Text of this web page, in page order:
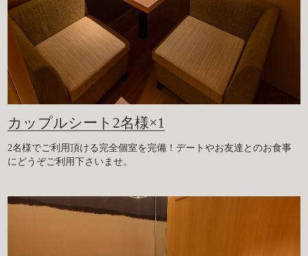
カップルシート2名様×1
2名様でご利用頂ける完全個室を完備！デートやお友達とのお食事
にどうぞご利用下さいませ。